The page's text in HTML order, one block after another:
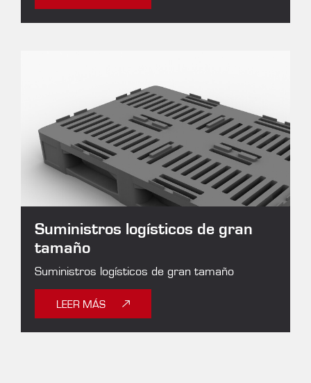
Suministros logísticos de gran
tamaño
Suministros logísticos de gran tamaño
LEER MÁS